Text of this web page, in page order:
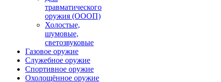
травматического
оружия (ОООП)
Холостые,
шумовые,
светозвуковые
Газовое оружие
Служебное оружие
Спортивное оружие
Охолощённое оружие